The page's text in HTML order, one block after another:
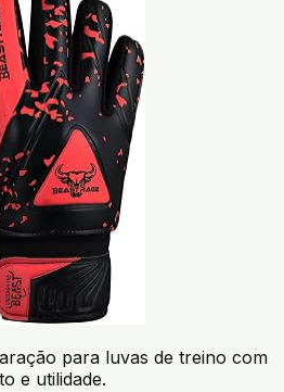
para luvas de treino com
e utilidade.